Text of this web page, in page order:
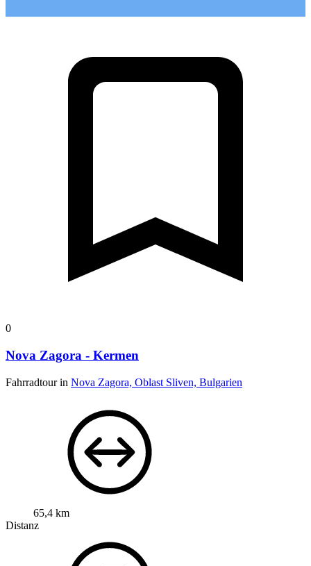
0
Nova Zagora - Kermen
Fahrradtour in Nova Zagora, Oblast Sliven, Bulgarien
65,4 km
Distanz